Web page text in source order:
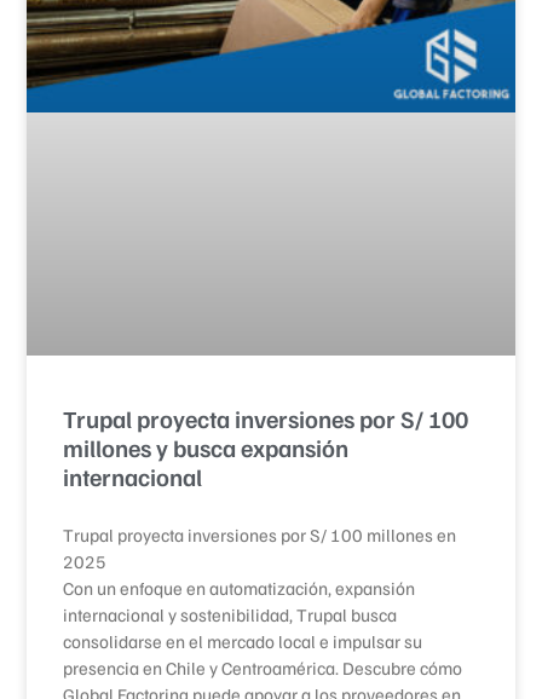
Trupal proyecta inversiones por S/ 100
millones y busca expansión
internacional
Trupal proyecta inversiones por S/ 100 millones en
2025
Con un enfoque en automatización, expansión
internacional y sostenibilidad, Trupal busca
consolidarse en el mercado local e impulsar su
presencia en Chile y Centroamérica. Descubre cómo
Global Factoring puede apoyar a los proveedores en